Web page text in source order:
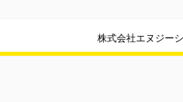
株式会社エヌジー